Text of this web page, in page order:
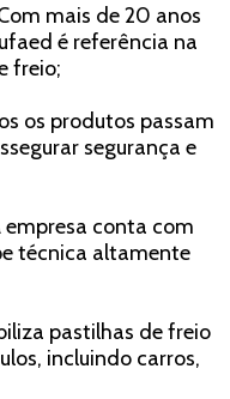
mais de 20 anos
é referência na
freio;
os produtos passam
segurança e
empresa conta com
técnica altamente
pastilhas de freio
incluindo carros,